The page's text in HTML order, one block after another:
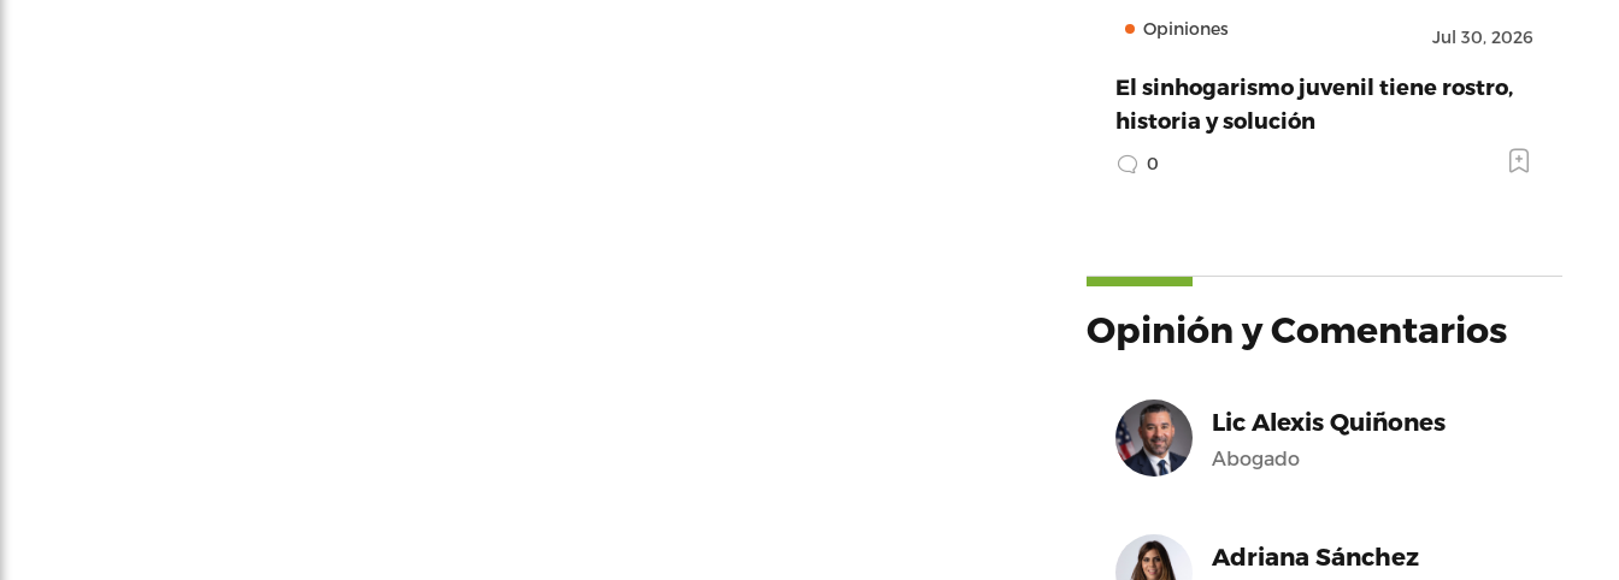
Opiniones Jul 30, 2026
El sinhogarismo juvenil tiene rostro,
historia y solución
0
Opinión y Comentarios
Lic Alexis Quiñones
Abogado
Adriana Sánchez